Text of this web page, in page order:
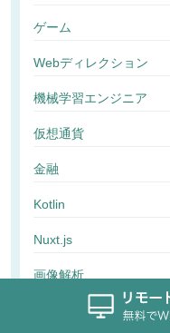
ゲーム
Webディレクション
機械学習エンジニア
仮想通貨
金融
Kotlin
Nuxt.js
画像解析